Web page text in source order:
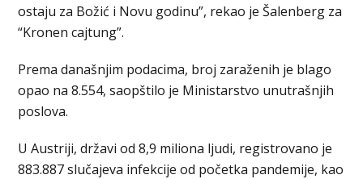
ostaju za Božić i Novu godinu”, rekao je Šalenberg za
“Kronen cajtung”.
Prema današnjim podacima, broj zaraženih je blago
opao na 8.554, saopštilo je Ministarstvo unutrašnjih
poslova.
U Austriji, državi od 8,9 miliona ljudi, registrovano je
883.887 slučajeva infekcije od početka pandemije, kao